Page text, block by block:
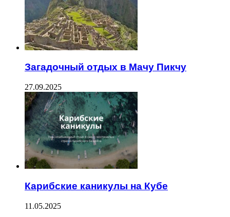
Загадочный отдых в Мачу Пикчу
27.09.2025
Карибские каникулы на Кубе
11.05.2025